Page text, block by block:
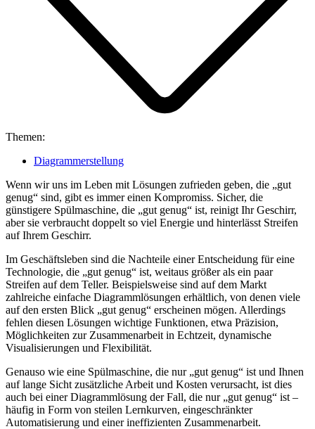
Themen:
Diagrammerstellung
Wenn wir uns im Leben mit Lösungen zufrieden geben, die „gut
genug“ sind, gibt es immer einen Kompromiss. Sicher, die
günstigere Spülmaschine, die „gut genug“ ist, reinigt Ihr Geschirr,
aber sie verbraucht doppelt so viel Energie und hinterlässt Streifen
auf Ihrem Geschirr.
Im Geschäftsleben sind die Nachteile einer Entscheidung für eine
Technologie, die „gut genug“ ist, weitaus größer als ein paar
Streifen auf dem Teller. Beispielsweise sind auf dem Markt
zahlreiche einfache Diagrammlösungen erhältlich, von denen viele
auf den ersten Blick „gut genug“ erscheinen mögen. Allerdings
fehlen diesen Lösungen wichtige Funktionen, etwa Präzision,
Möglichkeiten zur Zusammenarbeit in Echtzeit, dynamische
Visualisierungen und Flexibilität.
Genauso wie eine Spülmaschine, die nur „gut genug“ ist und Ihnen
auf lange Sicht zusätzliche Arbeit und Kosten verursacht, ist dies
auch bei einer Diagrammlösung der Fall, die nur „gut genug“ ist –
häufig in Form von steilen Lernkurven, eingeschränkter
Automatisierung und einer ineffizienten Zusammenarbeit.